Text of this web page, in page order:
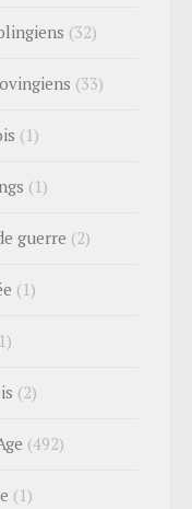
(32)
(33)
(1)
(1)
guerre (2)
(1)
(2)
(492)
(1)